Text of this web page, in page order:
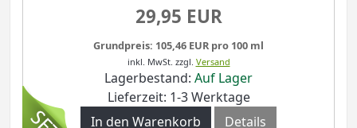
29,95 EUR
Grundpreis: 105,46 EUR pro 100 ml
inkl. MwSt. zzgl. Versand
Lagerbestand: Auf Lager
Lieferzeit: 1-3 Werktage
In den Warenkorb
Details